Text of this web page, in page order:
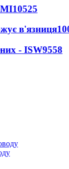
10525
в'язниця
- ISW9558